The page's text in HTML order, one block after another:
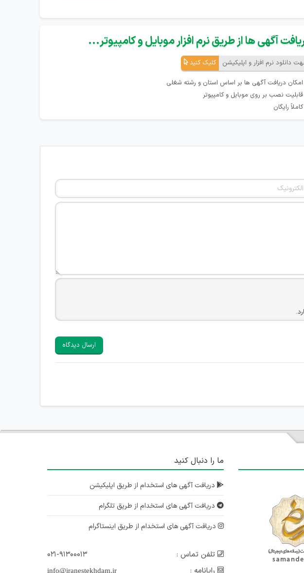
آگهی ها از طریق نرم افزار موبایل و کامپیوتر...
دانلود نرم افزار و اپلیکیشن کلیک کنید
امکان دریافت آگهی ها بر اساس استان و رشته شغلی
قابلیت نصب بر روی موبایل و کامپیوتر
کاملاً رایگان
ارسال دیدگاه
ما را دنبال کنید
دریافت آگهی های استخدام از طریق اپلیکیشن
دریافت آگهی های استخدام از طریق تلگرام
دریافت آگهی های استخدام از طریق اینستاگرام
تلفن تماس :
۰۲۱-۹۱۳۰۰۰۱۳
info@iranestekhdam.ir